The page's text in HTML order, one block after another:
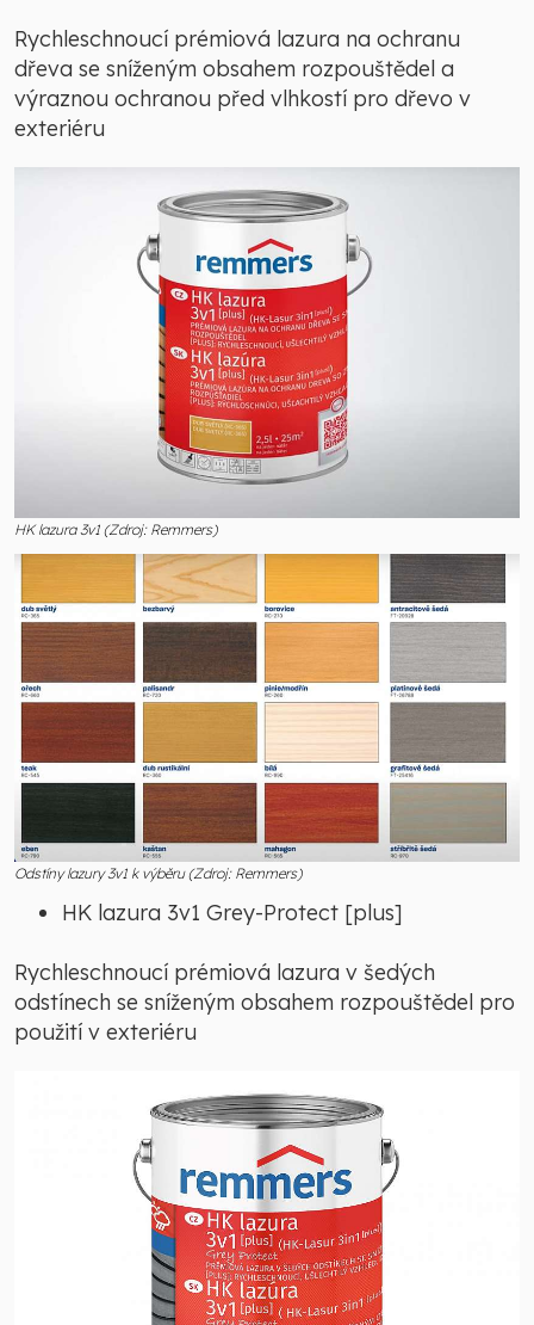
Rychleschnoucí prémiová lazura na ochranu
dřeva se sníženým obsahem rozpouštědel a
výraznou ochranou před vlhkostí pro dřevo v
exteriéru
HK lazura 3v1 (Zdroj: Remmers)
Odstíny lazury 3v1 k výběru (Zdroj: Remmers)
HK lazura 3v1 Grey-Protect [plus]
Rychleschnoucí prémiová lazura v šedých
odstínech se sníženým obsahem rozpouštědel pro
použití v exteriéru